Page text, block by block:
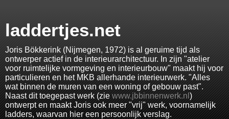
laddertjes.net
Joris Bökkerink (Nijmegen, 1972) is al geruime tijd als
ontwerper actief in de interieurarchitectuur. In zijn "atelier
voor ruimtelijke vormgeving en interieurbouw" maakt hij voor
particulieren en het MKB allerhande interieurwerk. "Alles
wat binnen de muren van een woning of gebouw past".
Naast dit toegepast werk (ziewww.jbbinnenwerk.nl)
ontwerpt en maakt Joris ook meer "vrij" werk, voornamelijk
ladders, waarvan hier een persoonlijk verslag.